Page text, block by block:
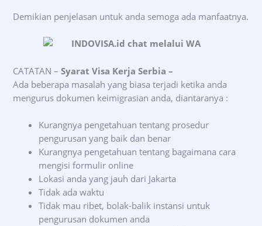
Demikian penjelasan untuk anda semoga ada manfaatnya.
CATATAN –Syarat Visa Kerja Serbia –
Ada beberapa masalah yang biasa terjadi ketika anda
mengurus dokumen keimigrasian anda, diantaranya :
Kurangnya pengetahuan tentang prosedur
pengurusan yang baik dan benar
Kurangnya pengetahuan tentang bagaimana cara
mengisi formulir online
Lokasi anda yang jauh dari Jakarta
Tidak ada waktu
Tidak mau ribet, bolak-balik instansi untuk
pengurusan dokumen anda